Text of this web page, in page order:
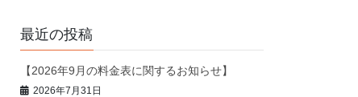
最近の投稿
【2026年9月の料金表に関するお知らせ】
2026年7月31日